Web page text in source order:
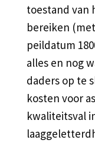
toestand van
bereiken
peildatum
alles en nog
daders op te
kosten voor
kwaliteitsval